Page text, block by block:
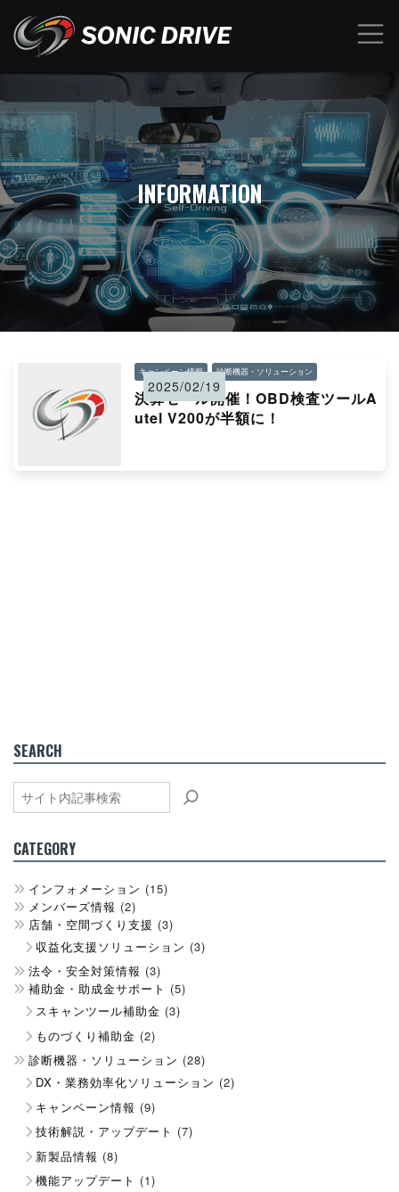
INFORMATION
キャンペーン情報 診断機器・ソリューション
2025/02/19
決算セール開催！OBD検査ツールA
utel V200が半額に！
SEARCH
検
索
CATEGORY
インフォメーション (15)
メンバーズ情報 (2)
店舗・空間づくり支援 (3)
収益化支援ソリューション (3)
法令・安全対策情報 (3)
補助金・助成金サポート (5)
スキャンツール補助金 (3)
ものづくり補助金 (2)
診断機器・ソリューション (28)
DX・業務効率化ソリューション (2)
キャンペーン情報 (9)
技術解説・アップデート (7)
新製品情報 (8)
機能アップデート (1)